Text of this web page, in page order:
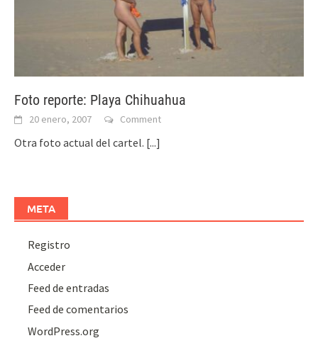
Foto reporte: Playa Chihuahua
20 enero, 2007 Comment
Otra foto actual del cartel. [...]
META
Registro
Acceder
Feed de entradas
Feed de comentarios
WordPress.org